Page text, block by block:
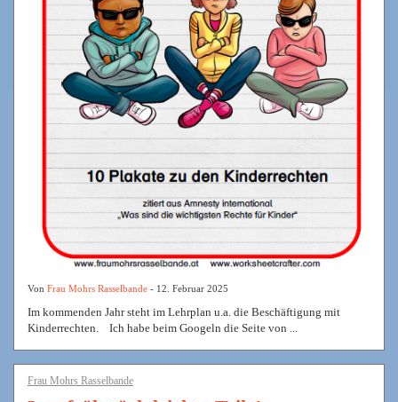
Von Frau Mohrs Rasselbande - 12. Februar 2025
Im kommenden Jahr steht im Lehrplan u.a. die Beschäftigung mit
Kinderrechten. Ich habe beim Googeln die Seite von ...
Frau Mohrs Rasselbande